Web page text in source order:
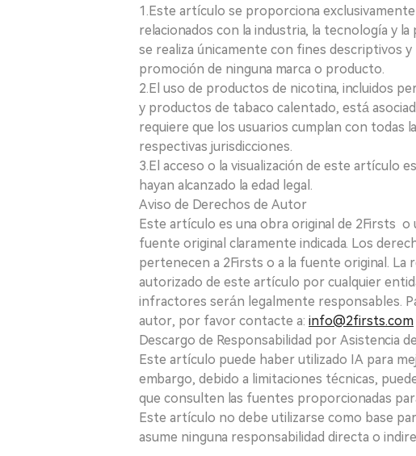
1.Este artículo se proporciona
relacionados con la industria, la tecnología y
se realiza únicamente con fines descriptivos
promoción de ninguna marca o producto.
2.El uso de productos de nicotina, incluidos
y productos de tabaco calentado, está
requiere que los usuarios cumplan con todas
respectivas jurisdicciones.
3.El acceso o la visualización de este
hayan alcanzado la edad legal.
Aviso de Derechos de Autor
Este artículo es una obra original de 2Firsts
fuente original claramente indicada. Los
pertenecen a 2Firsts o a la fuente original.
autorizado de este artículo por cualquier
infractores serán legalmente responsables.
autor, por favor contacte a: info@2firsts.com
Descargo de Responsabilidad por Asistencia
Este artículo puede haber utilizado IA para
embargo, debido a limitaciones técnicas,
que consulten las fuentes proporcionadas
Este artículo no debe utilizarse como base
asume ninguna responsabilidad directa o